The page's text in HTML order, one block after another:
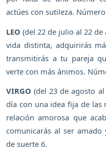
actúes con sutileza.
LEO (del 22 de julio al 22
vida distinta, adquirirás
transmitirás a tu pareja
verte con más ánimos.
VIRGO (del 23 de agosto
día con una idea fija de las
relación amorosa que
comunicarás al ser
de suerte 6.